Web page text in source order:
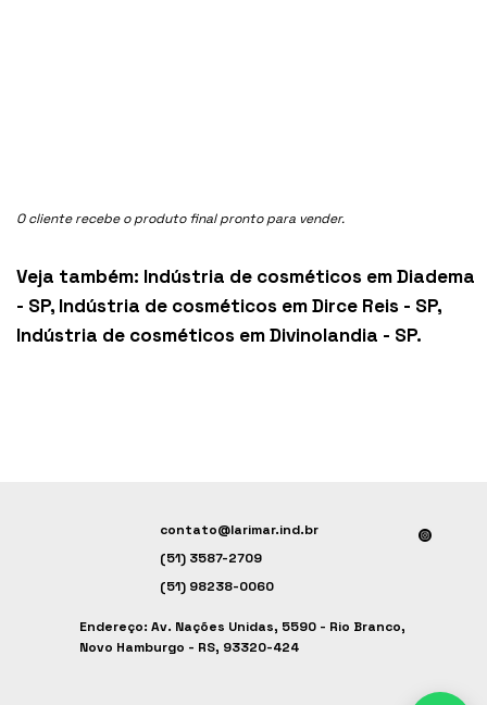
O cliente recebe o produto final pronto para vender.
Veja também: Indústria de cosméticos em Diadema
- SP, Indústria de cosméticos em Dirce Reis - SP,
Indústria de cosméticos em Divinolandia - SP.
contato@larimar.ind.br
(51) 3587-2709
(51) 98238-0060
Endereço: Av. Nações Unidas, 5590 - Rio Branco,
Novo Hamburgo - RS, 93320-424